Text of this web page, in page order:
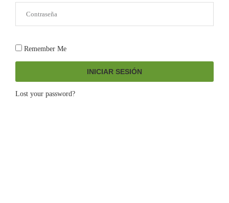
Remember Me
INICIAR SESIÓN
Lost your password?